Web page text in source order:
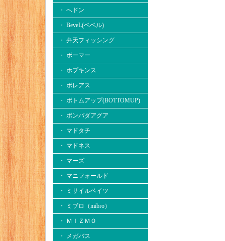
・ へドン
・ BeveL(ベベル)
・ 弁天フィッシング
・ ボーマー
・ ホプキンス
・ ボレアス
・ ボトムアップ(BOTTOMUP)
・ ボンバダアグア
・ マドタチ
・ マドネス
・ マーズ
・ マニフォールド
・ ミサイルベイツ
・ ミブロ（mibro）
・ ＭＩＺＭＯ
・ メガバス